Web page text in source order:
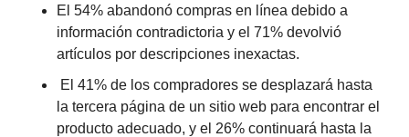
El 54% abandonó compras en línea debido a
información contradictoria y el 71% devolvió
artículos por descripciones inexactas.
la tercera página de un sitio web para encontrar el
producto adecuado, y el 26% continuará hasta la